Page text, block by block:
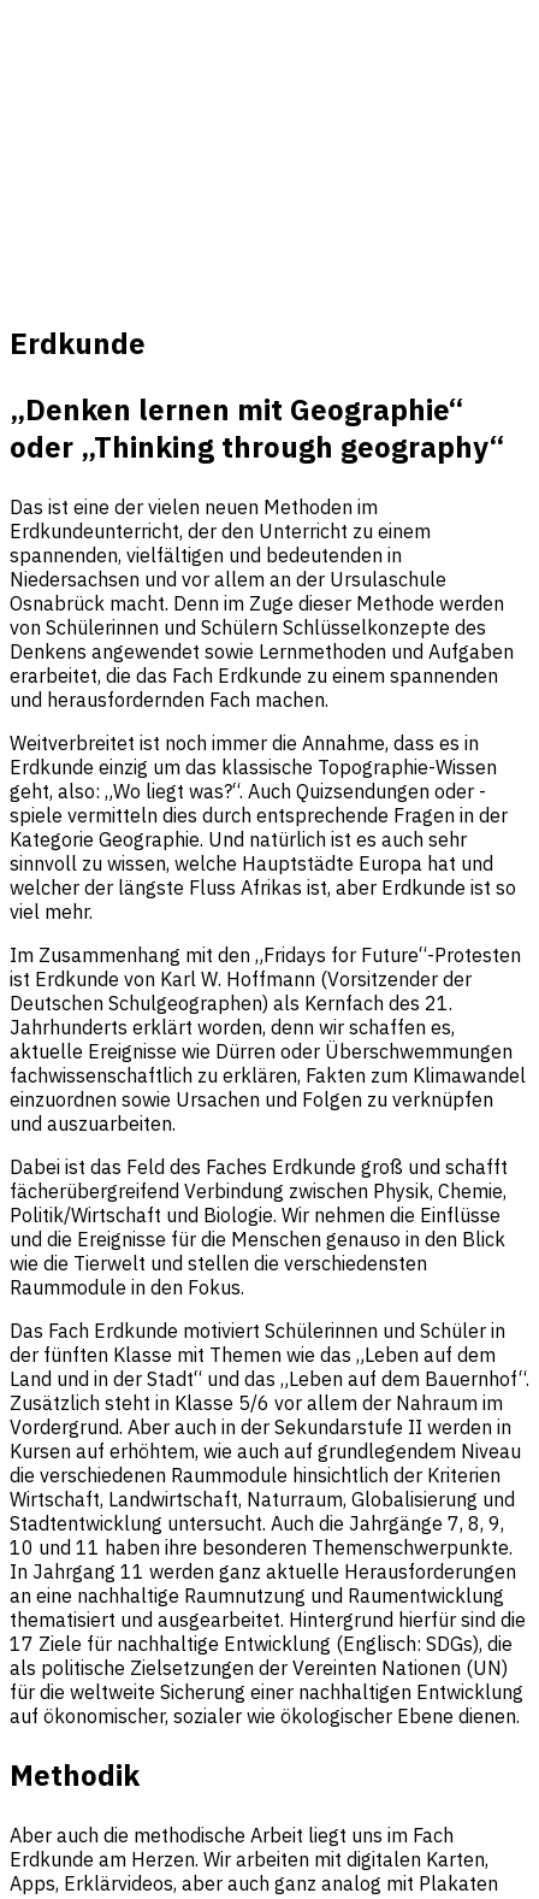
Erdkunde
„Denken lernen mit Geographie“
oder „Thinking through geography“
Das ist eine der vielen neuen Methoden im
Erdkundeunterricht, der den Unterricht zu einem
spannenden, vielfältigen und bedeutenden in
Niedersachsen und vor allem an der Ursulaschule
Osnabrück macht. Denn im Zuge dieser Methode werden
von Schülerinnen und Schülern Schlüsselkonzepte des
Denkens angewendet sowie Lernmethoden und Aufgaben
erarbeitet, die das Fach Erdkunde zu einem spannenden
und herausfordernden Fach machen.
Weitverbreitet ist noch immer die Annahme, dass es in
Erdkunde einzig um das klassische Topographie-Wissen
geht, also: „Wo liegt was?“. Auch Quizsendungen oder -
spiele vermitteln dies durch entsprechende Fragen in der
Kategorie Geographie. Und natürlich ist es auch sehr
sinnvoll zu wissen, welche Hauptstädte Europa hat und
welcher der längste Fluss Afrikas ist, aber Erdkunde ist so
viel mehr.
Im Zusammenhang mit den „Fridays for Future“-Protesten
ist Erdkunde von Karl W. Hoffmann (Vorsitzender der
Deutschen Schulgeographen) als Kernfach des 21.
Jahrhunderts erklärt worden, denn wir schaffen es,
aktuelle Ereignisse wie Dürren oder Überschwemmungen
fachwissenschaftlich zu erklären, Fakten zum Klimawandel
einzuordnen sowie Ursachen und Folgen zu verknüpfen
und auszuarbeiten.
Dabei ist das Feld des Faches Erdkunde groß und schafft
fächerübergreifend Verbindung zwischen Physik, Chemie,
Politik/Wirtschaft und Biologie. Wir nehmen die Einflüsse
und die Ereignisse für die Menschen genauso in den Blick
wie die Tierwelt und stellen die verschiedensten
Raummodule in den Fokus.
Das Fach Erdkunde motiviert Schülerinnen und Schüler in
der fünften Klasse mit Themen wie das „Leben auf dem
Land und in der Stadt“ und das „Leben auf dem Bauernhof“.
Zusätzlich steht in Klasse 5/6 vor allem der Nahraum im
Vordergrund. Aber auch in der Sekundarstufe II werden in
Kursen auf erhöhtem, wie auch auf grundlegendem Niveau
die verschiedenen Raummodule hinsichtlich der Kriterien
Wirtschaft, Landwirtschaft, Naturraum, Globalisierung und
Stadtentwicklung untersucht. Auch die Jahrgänge 7, 8, 9,
10 und 11 haben ihre besonderen Themenschwerpunkte.
In Jahrgang 11 werden ganz aktuelle Herausforderungen
an eine nachhaltige Raumnutzung und Raumentwicklung
thematisiert und ausgearbeitet. Hintergrund hierfür sind die
17 Ziele für nachhaltige Entwicklung (Englisch: SDGs), die
als politische Zielsetzungen der Vereinten Nationen (UN)
für die weltweite Sicherung einer nachhaltigen Entwicklung
auf ökonomischer, sozialer wie ökologischer Ebene dienen.
Methodik
Aber auch die methodische Arbeit liegt uns im Fach
Erdkunde am Herzen. Wir arbeiten mit digitalen Karten,
Apps, Erklärvideos, aber auch ganz analog mit Plakaten